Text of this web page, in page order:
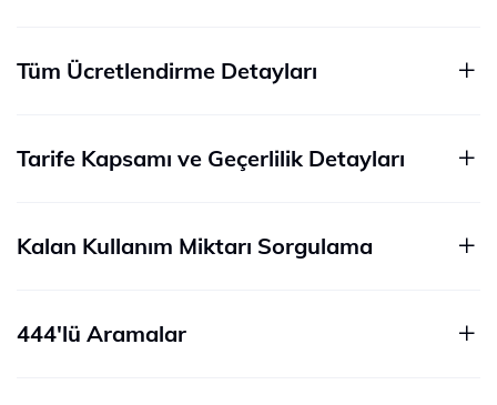
Tüm Ücretlendirme Detayları
Tarife Kapsamı ve Geçerlilik Detayları
Kalan Kullanım Miktarı Sorgulama
444'lü Aramalar